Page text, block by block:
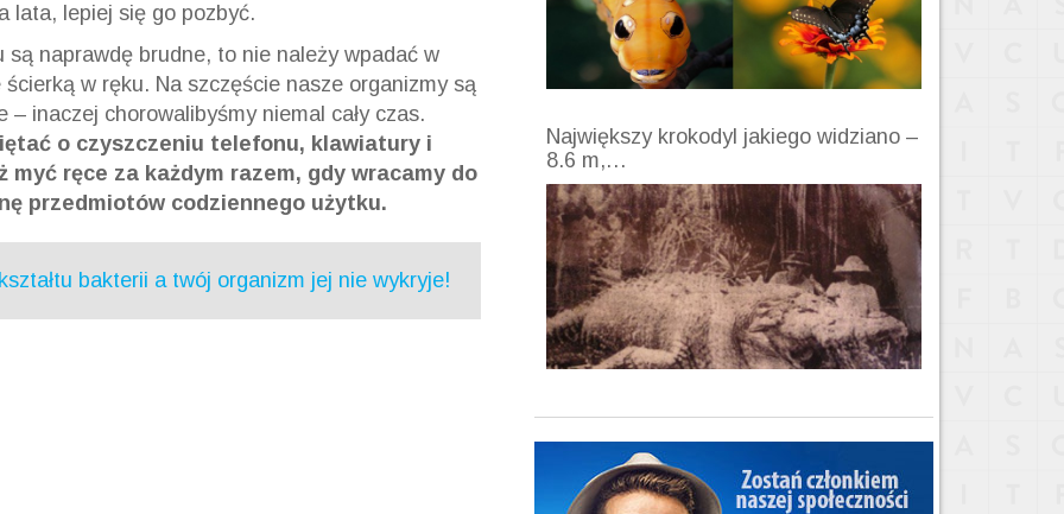
lata, lepiej się go pozbyć.
naprawdę brudne, to nie należy wpadać w
w ręku. Na szczęście nasze organizmy są
inaczej chorowalibyśmy niemal cały czas.
o czyszczeniu telefonu, klawiatury i
ręce za każdym razem, gdy wracamy do
przedmiotów codziennego użytku.
bakterii a twój organizm jej nie wykryje!
Największy krokodyl jakiego widziano –
8.6 m,…